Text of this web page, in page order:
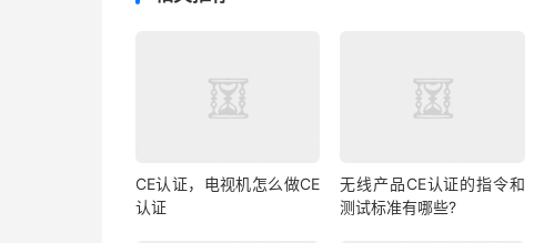
CE认证，电视机怎么做CE
认证
无线产品CE认证的指令和
测试标准有哪些?